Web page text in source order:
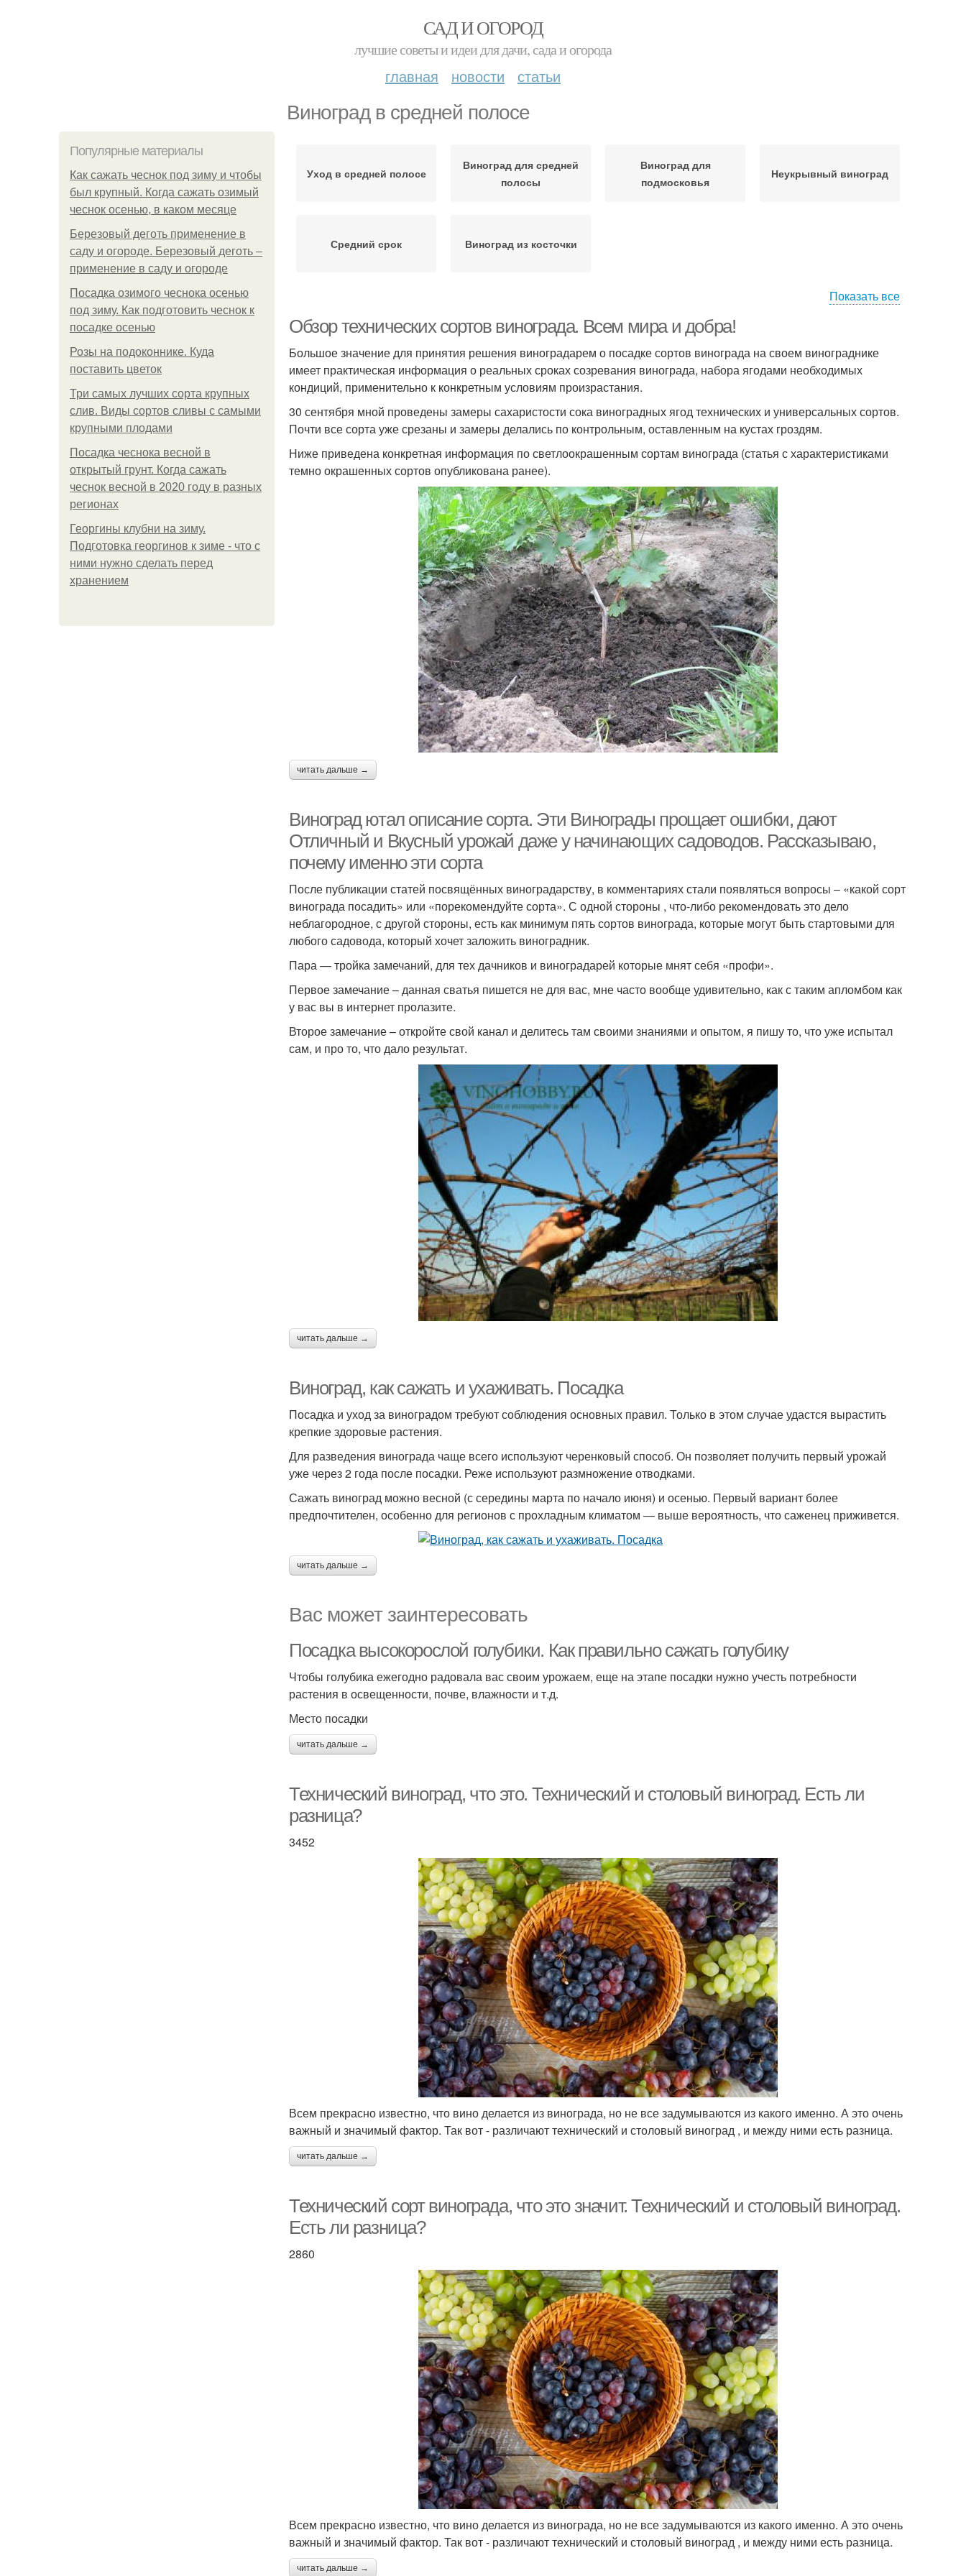
САД И ОГОРОД
лучшие советы и идеи для дачи, сада и огорода
главная новости статьи
Виноград в средней полосе
Популярные материалы
Как сажать чеснок под зиму и чтобы
был крупный. Когда сажать озимый
чеснок осенью, в каком месяце
Березовый деготь применение в
саду и огороде. Березовый деготь –
применение в саду и огороде
Посадка озимого чеснока осенью
под зиму. Как подготовить чеснок к
посадке осенью
Розы на подоконнике. Куда
поставить цветок
Три самых лучших сорта крупных
слив. Виды сортов сливы с самыми
крупными плодами
Посадка чеснока весной в
открытый грунт. Когда сажать
чеснок весной в 2020 году в разных
регионах
Георгины клубни на зиму.
Подготовка георгинов к зиме - что с
ними нужно сделать перед
хранением
Уход в средней полосе
Виноград для средней
полосы
Виноград для
подмосковья
Неукрывный виноград
Средний срок Виноград из косточки
Показать все
Обзор технических сортов винограда. Всем мира и добра!
Большое значение для принятия решения виноградарем о посадке сортов винограда на своем винограднике
имеет практическая информация о реальных сроках созревания винограда, набора ягодами необходимых
кондиций, применительно к конкретным условиям произрастания.
30 сентября мной проведены замеры сахаристости сока виноградных ягод технических и универсальных сортов.
Почти все сорта уже срезаны и замеры делались по контрольным, оставленным на кустах гроздям.
Ниже приведена конкретная информация по светлоокрашенным сортам винограда (статья с характеристиками
темно окрашенных сортов опубликована ранее).
читать дальше →
Виноград ютал описание сорта. Эти Винограды прощает ошибки, дают
Отличный и Вкусный урожай даже у начинающих садоводов. Рассказываю,
почему именно эти сорта
После публикации статей посвящённых виноградарству, в комментариях стали появляться вопросы – «какой сорт
винограда посадить» или «порекомендуйте сорта». С одной стороны , что-либо рекомендовать это дело
неблагородное, с другой стороны, есть как минимум пять сортов винограда, которые могут быть стартовыми для
любого садовода, который хочет заложить виноградник.
Пара — тройка замечаний, для тех дачников и виноградарей которые мнят себя «профи».
Первое замечание – данная сватья пишется не для вас, мне часто вообще удивительно, как с таким апломбом как
у вас вы в интернет пролазите.
Второе замечание – откройте свой канал и делитесь там своими знаниями и опытом, я пишу то, что уже испытал
сам, и про то, что дало результат.
читать дальше →
Виноград, как сажать и ухаживать. Посадка
Посадка и уход за виноградом требуют соблюдения основных правил. Только в этом случае удастся вырастить
крепкие здоровые растения.
Для разведения винограда чаще всего используют черенковый способ. Он позволяет получить первый урожай
уже через 2 года после посадки. Реже используют размножение отводками.
Сажать виноград можно весной (с середины марта по начало июня) и осенью. Первый вариант более
предпочтителен, особенно для регионов с прохладным климатом — выше вероятность, что саженец приживется.
читать дальше →
Вас может заинтересовать
Посадка высокорослой голубики. Как правильно сажать голубику
Чтобы голубика ежегодно радовала вас своим урожаем, еще на этапе посадки нужно учесть потребности
растения в освещенности, почве, влажности и т.д.
Место посадки
читать дальше →
Технический виноград, что это. Технический и столовый виноград. Есть ли
разница?
3452
Всем прекрасно известно, что вино делается из винограда, но не все задумываются из какого именно. А это очень
важный и значимый фактор. Так вот - различают технический и столовый виноград , и между ними есть разница.
читать дальше →
Технический сорт винограда, что это значит. Технический и столовый виноград.
Есть ли разница?
2860
Всем прекрасно известно, что вино делается из винограда, но не все задумываются из какого именно. А это очень
важный и значимый фактор. Так вот - различают технический и столовый виноград , и между ними есть разница.
читать дальше →